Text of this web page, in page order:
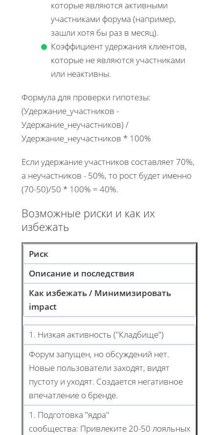
которые являются активными
участниками форума (например,
зашли хотя бы раз в месяц).
Коэффициент удержания клиентов,
которые не являются участниками
или неактивны.
Формула для проверки гипотезы:
(Удержание_участников -
Удержание_неучастников) /
Удержание_неучастников * 100%
Если удержание участников составляет 70%,
а неучастников - 50%, то рост будет именно
(70-50)/50 * 100% = 40%.
Возможные риски и как их
избежать
Риск
Описание и последствия
Как избежать / Минимизировать
impact
1. Низкая активность ("Кладбище")
Форум запущен, но обсуждений нет.
Новые пользователи заходят, видят
пустоту и уходят. Создается негативное
впечатление о бренде.
1. Подготовка "ядра"
сообщества: Привлеките 20-50 лояльных